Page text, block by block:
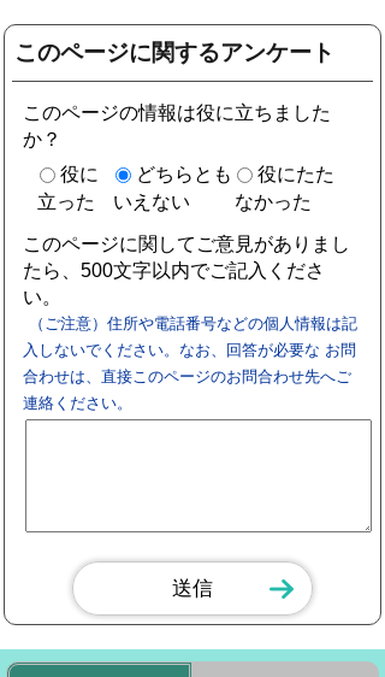
このページに関するアンケート
このページの情報は役に立ちました
か？
役に
立った
どちらとも
いえない
役にたた
なかった
このページに関してご意見がありまし
たら、500文字以内でご記入くださ
い。
（ご注意）住所や電話番号などの個人情報は記
入しないでください。なお、回答が必要な お問
合わせは、直接このページのお問合わせ先へご
連絡ください。